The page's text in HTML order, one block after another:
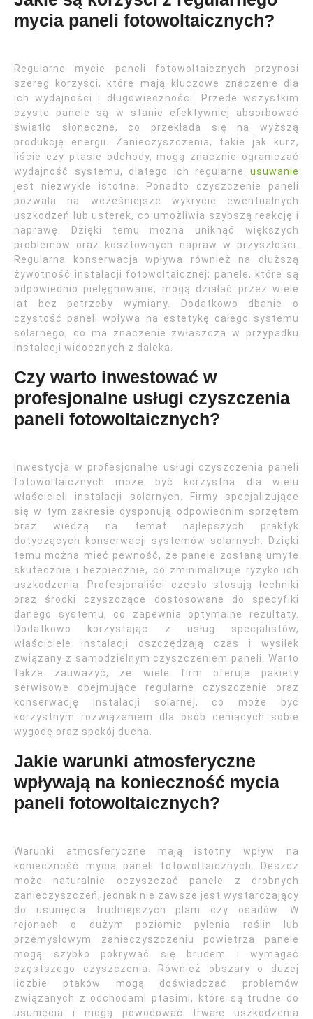
mycia paneli fotowoltaicznych?
Regularne mycie paneli fotowoltaicznych przynosi
szereg korzyści, które mają kluczowe znaczenie dla
ich wydajności i długowieczności. Przede wszystkim
czyste panele są w stanie efektywniej absorbować
światło słoneczne, co przekłada się na wyższą
produkcję energii. Zanieczyszczenia, takie jak kurz,
liście czy ptasie odchody, mogą znacznie ograniczać
wydajność systemu, dlatego ich regularne usuwanie
jest niezwykle istotne. Ponadto czyszczenie paneli
pozwala na wcześniejsze wykrycie ewentualnych
uszkodzeń lub usterek, co umożliwia szybszą reakcję i
naprawę. Dzięki temu można uniknąć większych
problemów oraz kosztownych napraw w przyszłości.
Regularna konserwacja wpływa również na dłuższą
żywotność instalacji fotowoltaicznej; panele, które są
odpowiednio pielęgnowane, mogą działać przez wiele
lat bez potrzeby wymiany. Dodatkowo dbanie o
czystość paneli wpływa na estetykę całego systemu
solarnego, co ma znaczenie zwłaszcza w przypadku
instalacji widocznych z daleka.
Czy warto inwestować w
profesjonalne usługi czyszczenia
paneli fotowoltaicznych?
Inwestycja w profesjonalne usługi czyszczenia paneli
fotowoltaicznych może być korzystna dla wielu
właścicieli instalacji solarnych. Firmy specjalizujące
się w tym zakresie dysponują odpowiednim sprzętem
oraz wiedzą na temat najlepszych praktyk
dotyczących konserwacji systemów solarnych. Dzięki
temu można mieć pewność, że panele zostaną umyte
skutecznie i bezpiecznie, co zminimalizuje ryzyko ich
uszkodzenia. Profesjonaliści często stosują techniki
oraz środki czyszczące dostosowane do specyfiki
danego systemu, co zapewnia optymalne rezultaty.
Dodatkowo korzystając z usług specjalistów,
właściciele instalacji oszczędzają czas i wysiłek
związany z samodzielnym czyszczeniem paneli. Warto
także zauważyć, że wiele firm oferuje pakiety
serwisowe obejmujące regularne czyszczenie oraz
konserwację instalacji solarnej, co może być
korzystnym rozwiązaniem dla osób ceniących sobie
wygodę oraz spokój ducha.
Jakie warunki atmosferyczne
wpływają na konieczność mycia
paneli fotowoltaicznych?
Warunki atmosferyczne mają istotny wpływ na
konieczność mycia paneli fotowoltaicznych. Deszcz
może naturalnie oczyszczać panele z drobnych
zanieczyszczeń, jednak nie zawsze jest wystarczający
do usunięcia trudniejszych plam czy osadów. W
rejonach o dużym poziomie pylenia roślin lub
przemysłowym zanieczyszczeniu powietrza panele
mogą szybko pokrywać się brudem i wymagać
częstszego czyszczenia. Również obszary o dużej
liczbie ptaków mogą doświadczać problemów
związanych z odchodami ptasimi, które są trudne do
usunięcia i mogą powodować trwałe uszkodzenia